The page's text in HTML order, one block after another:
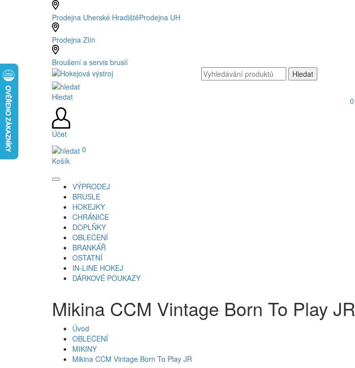
Prodejna Uherské HradištěProdejna UH
Prodejna Zlín
Broušení a servis bruslí
Hledat
Účet
0
Košík
0
VÝPRODEJ
BRUSLE
HOKEJKY
CHRÁNIČE
DOPLŇKY
OBLEČENÍ
BRANKÁŘ
OSTATNÍ
IN-LINE HOKEJ
DÁRKOVÉ POUKAZY
Mikina CCM Vintage Born To Play JR
Úvod
OBLEČENÍ
MIKINY
Mikina CCM Vintage Born To Play JR